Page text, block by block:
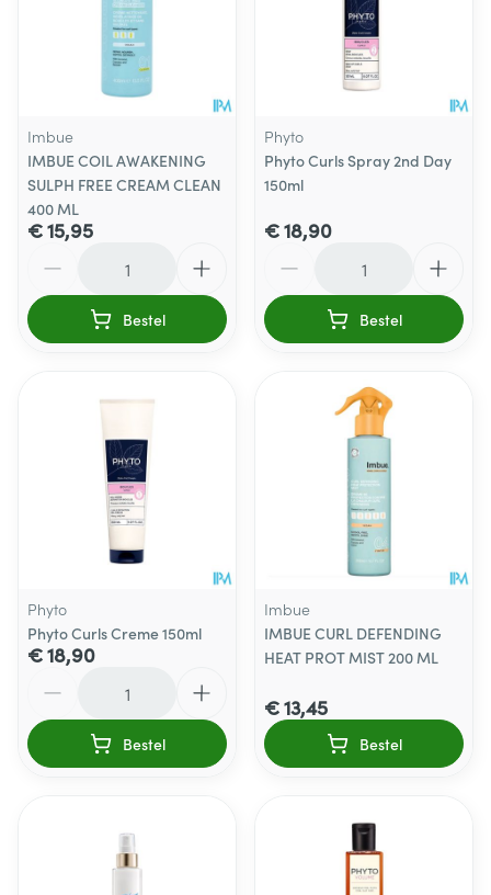
Imbue
IMBUE COIL AWAKENING
SULPH FREE CREAM CLEAN
400 ML
€ 15,95
Bestel
Phyto
Phyto Curls Spray 2nd Day
150ml
€ 18,90
Bestel
Phyto
Phyto Curls Creme 150ml
€ 18,90
Bestel
Imbue
IMBUE CURL DEFENDING
HEAT PROT MIST 200 ML
€ 13,45
Bestel